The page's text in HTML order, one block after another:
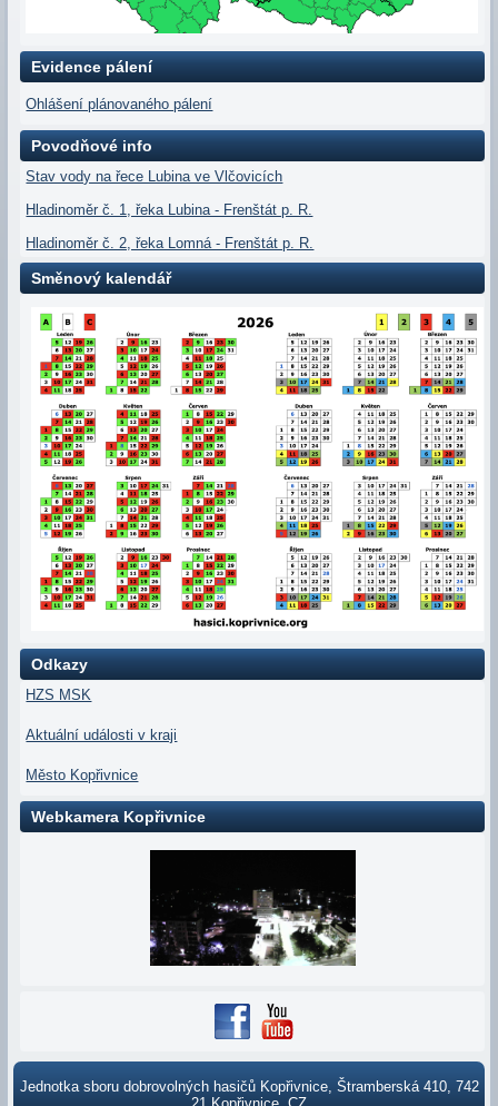
Evidence pálení
Ohlášení plánovaného pálení
Povodňové info
Stav vody na řece Lubina ve Vlčovicích
Hladinoměr č. 1, řeka Lubina - Frenštát p. R.
Hladinoměr č. 2, řeka Lomná - Frenštát p. R.
Směnový kalendář
Odkazy
HZS MSK
Aktuální události v kraji
Město Kopřivnice
Webkamera Kopřivnice
Jednotka sboru dobrovolných hasičů Kopřivnice, Štramberská 410, 742